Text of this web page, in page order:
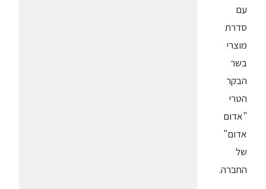
עם
סדרת
מוצרי
בשר
הבקר
הטרי
"אדום
אדום"
של
החברה.